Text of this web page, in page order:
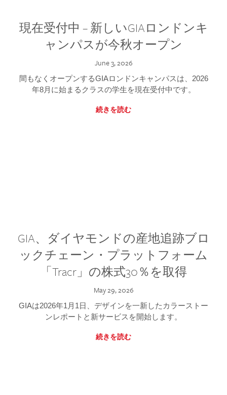
現在受付中 – 新しいGIAロンドンキ
ャンパスが今秋オープン
June 3, 2026
間もなくオープンするGIAロンドンキャンパスは、2026
年8月に始まるクラスの学生を現在受付中です。
続きを読む
GIA、ダイヤモンドの産地追跡ブロ
ックチェーン・プラットフォーム
「Tracr」の株式30％を取得
May 29, 2026
GIAは2026年1月1日、デザインを一新したカラーストー
ンレポートと新サービスを開始します。
続きを読む